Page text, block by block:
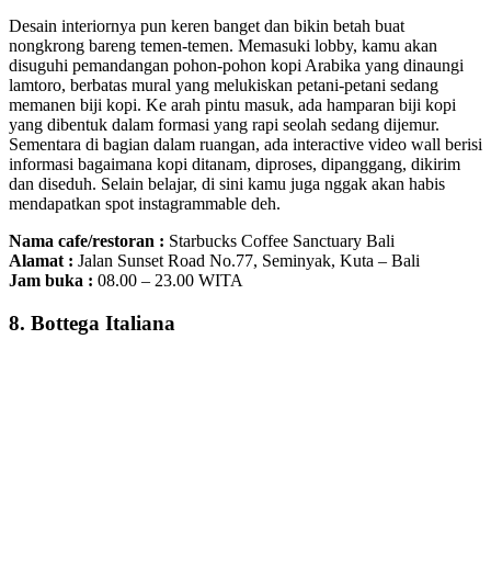
Desain interiornya pun keren banget dan bikin betah buat
nongkrong bareng temen-temen. Memasuki lobby, kamu akan
disuguhi pemandangan pohon-pohon kopi Arabika yang dinaungi
lamtoro, berbatas mural yang melukiskan petani-petani sedang
memanen biji kopi. Ke arah pintu masuk, ada hamparan biji kopi
yang dibentuk dalam formasi yang rapi seolah sedang dijemur.
Sementara di bagian dalam ruangan, ada interactive video wall berisi
informasi bagaimana kopi ditanam, diproses, dipanggang, dikirim
dan diseduh. Selain belajar, di sini kamu juga nggak akan habis
mendapatkan spot instagrammable deh.
Nama cafe/restoran : Starbucks Coffee Sanctuary Bali
Alamat : Jalan Sunset Road No.77, Seminyak, Kuta – Bali
Jam buka : 08.00 – 23.00 WITA
8. Bottega Italiana